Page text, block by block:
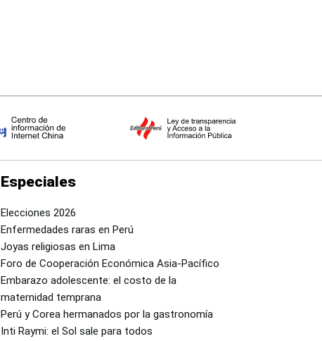
Especiales
Elecciones 2026
Enfermedades raras en Perú
Joyas religiosas en Lima
Foro de Cooperación Económica Asia-Pacífico
Embarazo adolescente: el costo de la
maternidad temprana
Perú y Corea hermanados por la gastronomía
Inti Raymi: el Sol sale para todos